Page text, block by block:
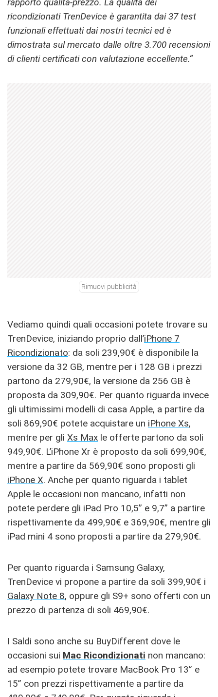
ricondizionati TrenDevice è garantita dai 37 test
funzionali effettuati dai nostri tecnici ed è
dimostrata sul mercato dalle oltre 3.700 recensioni
di clienti certificati con valutazione eccellente.“
Rimuovi pubblicità
Vediamo quindi quali occasioni potete trovare su
TrenDevice, iniziando proprio dall’iPhone 7
Ricondizionato: da soli 239,90€ è disponibile la
versione da 32 GB, mentre per i 128 GB i prezzi
partono da 279,90€, la versione da 256 GB è
proposta da 309,90€. Per quanto riguarda invece
gli ultimissimi modelli di casa Apple, a partire da
soli 869,90€ potete acquistare un iPhone Xs,
mentre per gli Xs Max le offerte partono da soli
949,90€. L’iPhone Xr è proposto da soli 699,90€,
mentre a partire da 569,90€ sono proposti gli
iPhone X. Anche per quanto riguarda i tablet
Apple le occasioni non mancano, infatti non
potete perdere gli iPad Pro 10,5” e 9,7” a partire
rispettivamente da 499,90€ e 369,90€, mentre gli
iPad mini 4 sono proposti a partire da 279,90€.
Per quanto riguarda i Samsung Galaxy,
TrenDevice vi propone a partire da soli 399,90€ i
Galaxy Note 8, oppure gli S9+ sono offerti con un
prezzo di partenza di soli 469,90€.
I Saldi sono anche su BuyDifferent dove le
occasioni sui Mac Ricondizionati non mancano:
ad esempio potete trovare MacBook Pro 13” e
15” con prezzi rispettivamente a partire da